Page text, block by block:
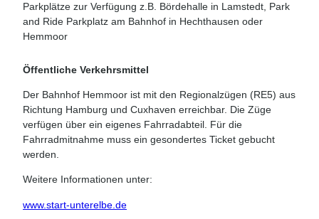
Parkplätze zur Verfügung z.B. Bördehalle in Lamstedt, Park
and Ride Parkplatz am Bahnhof in Hechthausen oder
Hemmoor
Öffentliche Verkehrsmittel
Der Bahnhof Hemmoor ist mit den Regionalzügen (RE5) aus
Richtung Hamburg und Cuxhaven erreichbar. Die Züge
verfügen über ein eigenes Fahrradabteil. Für die
Fahrradmitnahme muss ein gesondertes Ticket gebucht
werden.
Weitere Informationen unter:
www.start-unterelbe.de